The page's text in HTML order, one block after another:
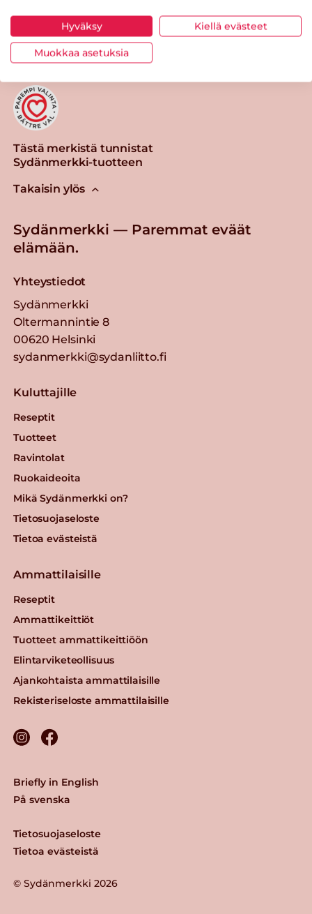
Tulosta sivu Jaa tuote
Tästä merkistä tunnistat
Sydänmerkki-tuotteen
Takaisin ylös
Sydänmerkki — Paremmat eväät
elämään.
Yhteystiedot
Sydänmerkki
Oltermannintie 8
00620 Helsinki
sydanmerkki@sydanliitto.fi
Kuluttajille
Reseptit
Tuotteet
Ravintolat
Ruokaideoita
Mikä Sydänmerkki on?
Tietosuojaseloste
Tietoa evästeistä
Ammattilaisille
Reseptit
Ammattikeittiöt
Tuotteet ammattikeittiöön
Elintarviketeollisuus
Ajankohtaista ammattilaisille
Rekisteriseloste ammattilaisille
© Sydänmerkki 2026
Tietosuojaseloste
Tietoa evästeistä
Briefly in English
På svenska
Hyväksy Kiellä evästeet
Muokkaa asetuksia